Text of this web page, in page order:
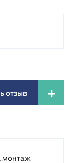
отзыв +
монтаж